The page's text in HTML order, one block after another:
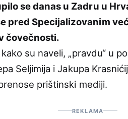
se danas u Zadru u
pred Specijalizovanim
čovečnosti.
su naveli, „pravdu“ u
Seljimija i Jakupa
prištinski mediji.
REKLAMA